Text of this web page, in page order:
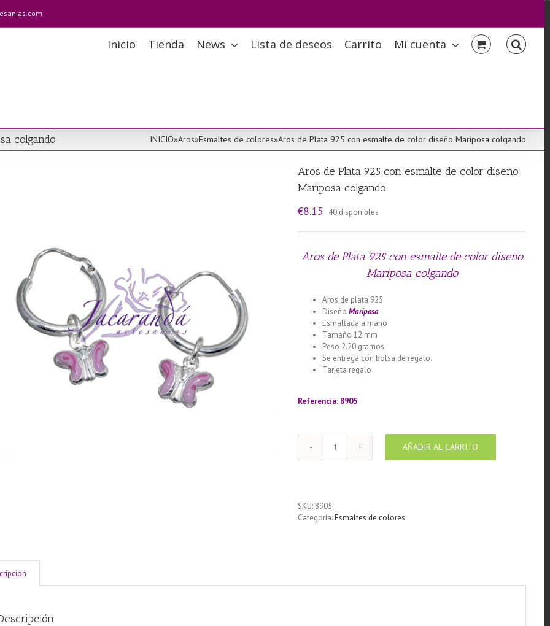
Inicio Tienda News Lista de deseos Carrito Mi cuenta
colgando INICIO»Aros»Esmaltes de colores»Aros de Plata 925 con esmalte de color diseño Mariposa colgando
Aros de Plata 925 con esmalte de color diseño
Mariposa colgando
€8.15 40 disponibles
Aros de Plata 925 con esmalte de color diseño
Mariposa colgando
Aros de plata 925
DiseñoMariposa
Esmaltada a mano
Tamaño 12 mm
Peso 2.20 gramos.
Se entrega con bolsa de regalo.
Tarjeta regalo
Referencia: 8905
Aros
de
de
AÑADIR AL CARRITO
SKU: 8905
Categoría:Esmaltes de colores